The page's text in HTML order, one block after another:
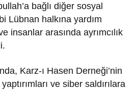
bağlı diğer sosyal
Lübnan halkına yardım
insanlar arasında ayrımcılık
Karz-ı Hasen Derneği’nin
ve siber saldırılara